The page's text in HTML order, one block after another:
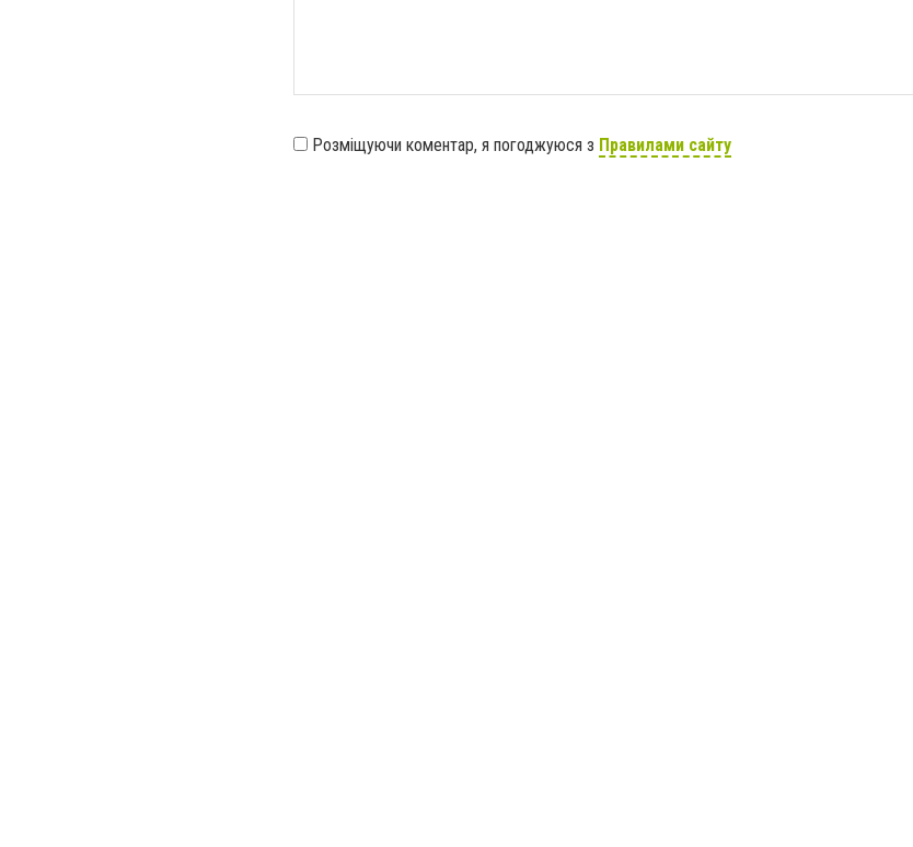
Розміщуючи коментар, я погоджуюся з Правилами сайту